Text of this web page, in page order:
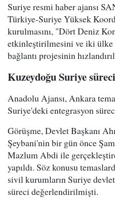
Suriye resmi haber ajansı
Türkiye-Suriye Yüksek
kurulmasını, "Dört Deniz
etkinleştirilmesini ve iki ülke
bağlantı projesinin
Kuzeydoğu Suriye
Anadolu Ajansı, Ankara
Suriye'deki entegrasyon
Görüşme, Devlet Başkanı
Şeybani'nin bir gün önce
Mazlum Abdi ile
yapıldı. Söz konusu
sivil kurumların Suriye devlet
süreci değerlendirilmişti.